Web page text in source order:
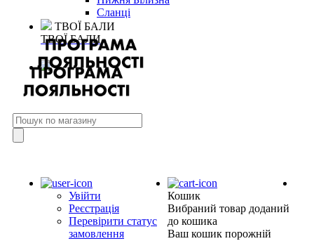
Сланці
ТВОЇ БАЛИ
ТВОЇ БАЛИ
Увійти
Реєстрація
Перевірити статус
замовлення
Кошик
Вибраний товар доданий
до кошика
Ваш кошик порожній